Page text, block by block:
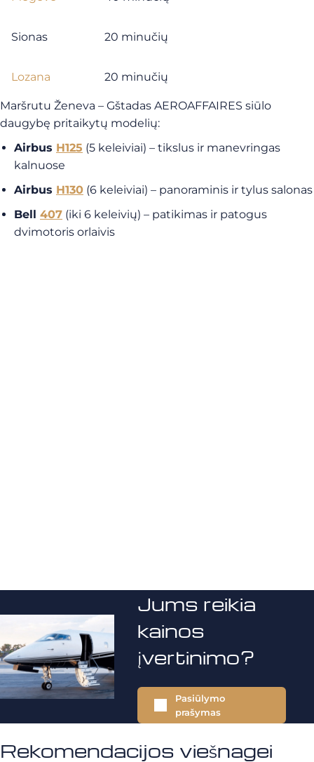
Sionas 20 minučių
Lozana 20 minučių
Maršrutu Ženeva – Gštadas AEROAFFAIRES siūlo
daugybę pritaikytų modelių:
Airbus H125 (5 keleiviai) – tikslus ir manevringas
kalnuose
Airbus H130 (6 keleiviai) – panoraminis ir tylus salonas
Bell 407 (iki 6 keleivių) – patikimas ir patogus
dvimotoris orlaivis
Jums reikia
kainos
įvertinimo?
Pasiūlymo
prašymas
Rekomendacijos viešnagei